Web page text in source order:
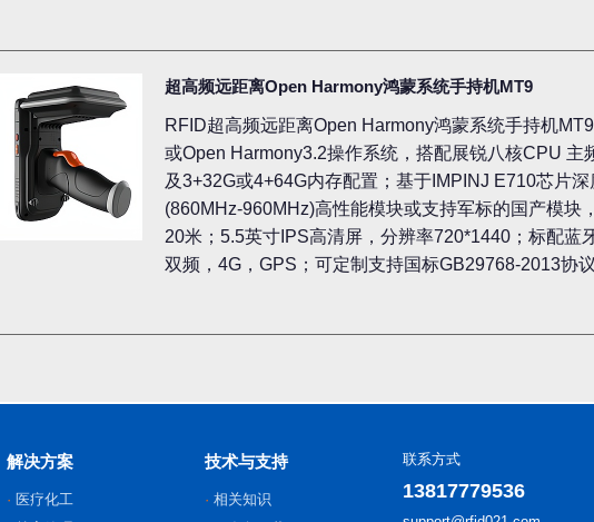
超高频远距离Open Harmony鸿蒙系统手持机MT9
RFID超高频远距离Open Harmony鸿蒙系统手持机
或Open Harmony3.2操作系统，搭配展锐八核CPU 主
及3+32G或4+64G内存配置；基于IMPINJ E710芯片
(860MHz-960MHz)高性能模块或支持军标的国产模块
20米；5.5英寸IPS高清屏，分辨率720*1440；标配蓝
双频，4G，GPS；可定制支持国标GB29768-2013协
解决方案
医疗化工
技术与支持
相关知识
联系方式
13817779536